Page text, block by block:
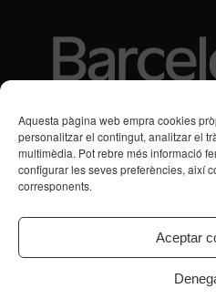
Aquesta pàgina web empra cookies
personalitzar el contingut, analitzar el
multimèdia. Pot rebre més informació
configurar les seves preferències, així
corresponents.
Aceptar
Subvencions des de 2016
Programa de Vacances/Suport
Transtorns de Salut Mental